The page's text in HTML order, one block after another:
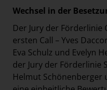
Wechsel in der
Der Jury der Förderlinie
ersten Call – Yves
Eva Schulz und Evelyn
der Jury der Förderlinie
Helmut Schönenberger